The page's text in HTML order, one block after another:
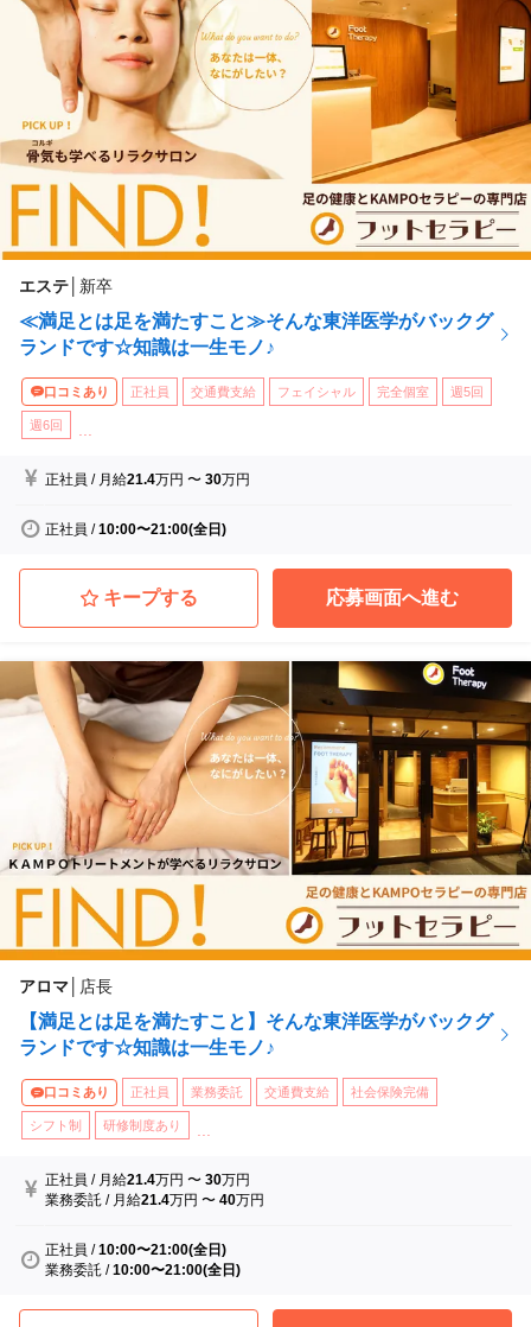
エステ 新卒
≪満足とは足を満たすこと≫そんな東洋医学がバックグ
ランドです☆知識は一生モノ♪
口コミあり 正社員 交通費支給 フェイシャル 完全個室 週5回
週6回
正社員 / 月給21.4万円 〜30万円
正社員 /10:00〜21:00(全日)
キープする 応募画面へ進む
アロマ 店長
【満足とは足を満たすこと】そんな東洋医学がバックグ
ランドです☆知識は一生モノ♪
口コミあり 正社員 業務委託 交通費支給 社会保険完備
シフト制 研修制度あり ...
正社員 / 月給21.4万円 〜30万円
業務委託 / 月給21.4万円 〜40万円
正社員 /10:00〜21:00(全日)
業務委託 /10:00〜21:00(全日)